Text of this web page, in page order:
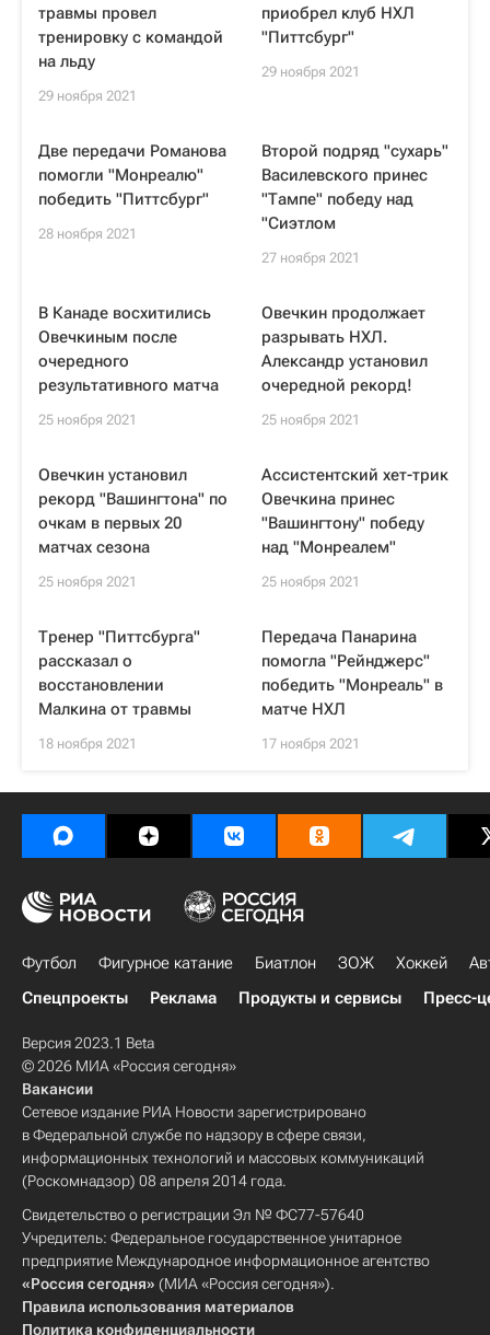
травмы провел
тренировку с командой
на льду
29 ноября 2021
приобрел клуб НХЛ
"Питтсбург"
29 ноября 2021
Две передачи Романова
помогли "Монреалю"
победить "Питтсбург"
28 ноября 2021
Второй подряд "сухарь"
Василевского принес
"Тампе" победу над
"Сиэтлом
27 ноября 2021
В Канаде восхитились
Овечкиным после
очередного
результативного матча
25 ноября 2021
Овечкин продолжает
разрывать НХЛ.
Александр установил
очередной рекорд!
25 ноября 2021
Овечкин установил
рекорд "Вашингтона" по
очкам в первых 20
матчах сезона
25 ноября 2021
Ассистентский хет-трик
Овечкина принес
"Вашингтону" победу
над "Монреалем"
25 ноября 2021
Тренер "Питтсбурга"
рассказал о
восстановлении
Малкина от травмы
18 ноября 2021
Передача Панарина
помогла "Рейнджерс"
победить "Монреаль" в
матче НХЛ
17 ноября 2021
Футбол Фигурное катание Биатлон ЗОЖ Хоккей
Спецпроекты
Реклама Продукты и сервисы Пресс-
Версия 2023.1 Beta
© 2026 МИА «Россия сегодня»
Вакансии
Сетевое издание РИА Новости зарегистрировано
в Федеральной службе по надзору в сфере связи,
информационных технологий и массовых коммуникаций
(Роскомнадзор) 08 апреля 2014 года.
Свидетельство о регистрации Эл № ФС77-57640
Учредитель: Федеральное государственное унитарное
предприятие Международное информационное агентство
«Россия сегодня» (МИА «Россия сегодня»).
Правила использования материалов
Политика конфиденциальности